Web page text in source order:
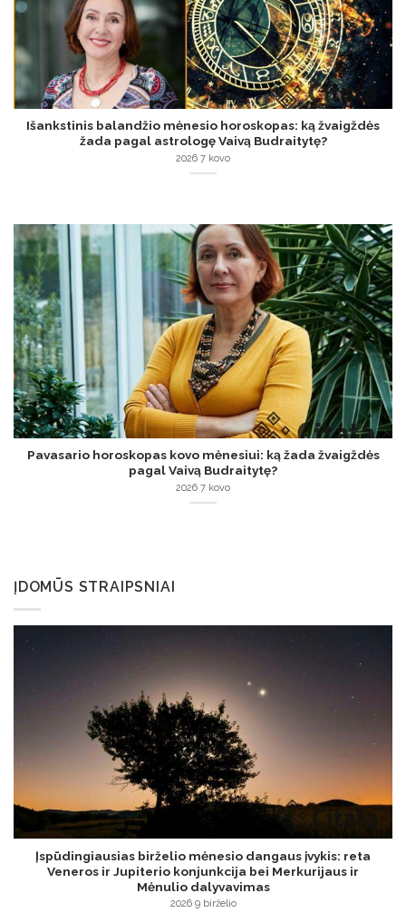
Išankstinis balandžio mėnesio horoskopas: ką žvaigždės
žada pagal astrologę Vaivą Budraitytę?
2026 7 kovo
Pavasario horoskopas kovo mėnesiui: ką žada žvaigždės
pagal Vaivą Budraitytę?
2026 7 kovo
ĮDOMŪS STRAIPSNIAI
Įspūdingiausias birželio mėnesio dangaus įvykis: reta
Veneros ir Jupiterio konjunkcija bei Merkurijaus ir
Mėnulio dalyvavimas
2026 9 birželio